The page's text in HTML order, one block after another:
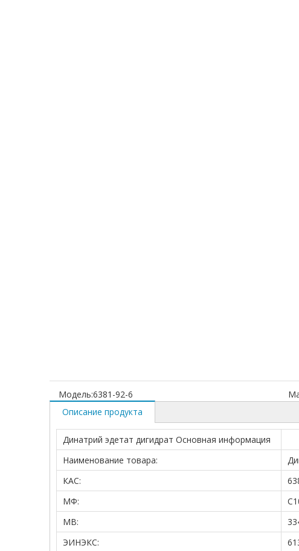
Модель:6381-92-6
Описание продукта
Динатрий эдетат дигидрат Основная информация
Наименование товара:
КАС:
МФ:
МВ:
ЭИНЭКС: